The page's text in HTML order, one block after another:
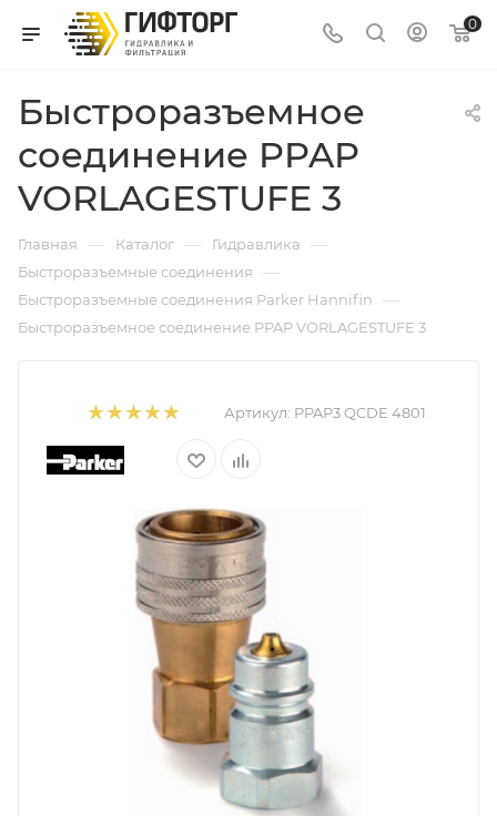
0
Быстроразъемное
соединение PPAP
VORLAGESTUFE 3
Главная — Каталог — Гидравлика —
Быстроразъемные соединения —
Быстроразъемные соединения Parker Hannifin —
Быстроразъемное соединение PPAP VORLAGESTUFE 3
Артикул: PPAP3 QCDE 4801